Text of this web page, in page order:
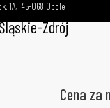
1A 45-068 Opole
Zdrój
Cena za